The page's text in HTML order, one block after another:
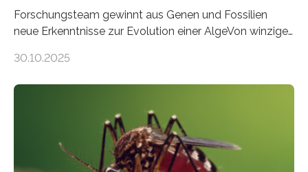
Forschungsteam gewinnt aus Genen und Fossilien
neue Erkenntnisse zur Evolution einer AlgeVon winzigen
Landpflanzen zählen zu den komplexesten
Grünalgen, die vor Hunderten von Millionen Jahren
lebten. Unter den Vorfahren sticht eine Gruppe heraus,
die noch heute in der Natur vorkommt: die
Süßwasseralge Coleochaetophyceae. Einige Arten
30.10.2025